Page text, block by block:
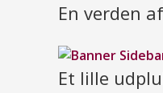
En verden
Et lille